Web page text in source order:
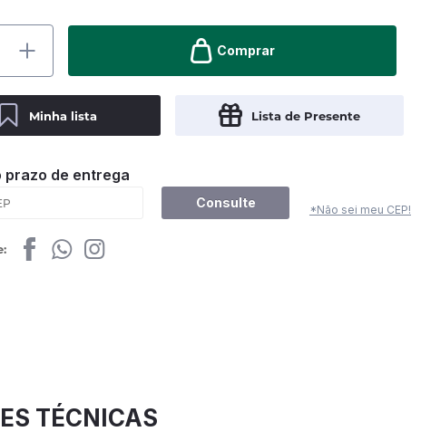
Comprar
Minha lista Lista de Presente
prazo de entrega
Consulte *Não sei meu CEP!
TÉCNICAS